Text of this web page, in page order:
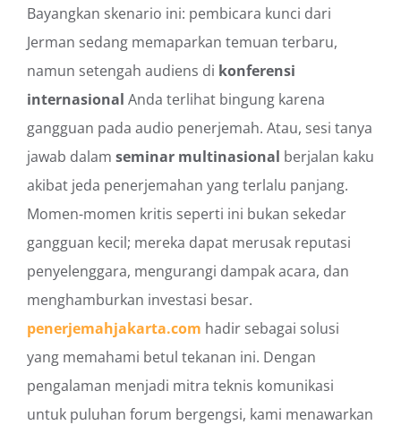
Bayangkan skenario ini: pembicara kunci dari
Jerman sedang memaparkan temuan terbaru,
namun setengah audiens di konferensi
internasional Anda terlihat bingung karena
gangguan pada audio penerjemah. Atau, sesi tanya
jawab dalam seminar multinasional berjalan kaku
akibat jeda penerjemahan yang terlalu panjang.
Momen-momen kritis seperti ini bukan sekedar
gangguan kecil; mereka dapat merusak reputasi
penyelenggara, mengurangi dampak acara, dan
menghamburkan investasi besar.
penerjemahjakarta.com hadir sebagai solusi
yang memahami betul tekanan ini. Dengan
pengalaman menjadi mitra teknis komunikasi
untuk puluhan forum bergengsi, kami menawarkan